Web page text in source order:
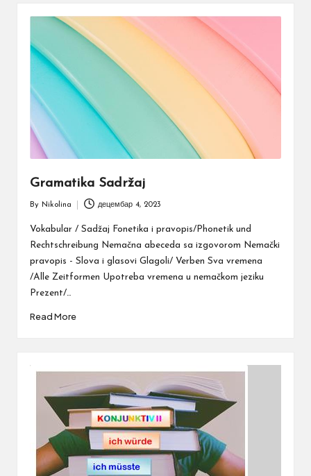
Gramatika Sadržaj
by
By Nikolina децембар 4, 2023
Vokabular / Sadžaj Fonetika i pravopis/Phonetik und
Rechtschreibung Nemačna abeceda sa izgovorom Nemački
pravopis - Slova i glasovi Glagoli/ Verben Sva vremena
/Alle Zeitformen Upotreba vremena u nemačkom jeziku
Prezent/…
Read More